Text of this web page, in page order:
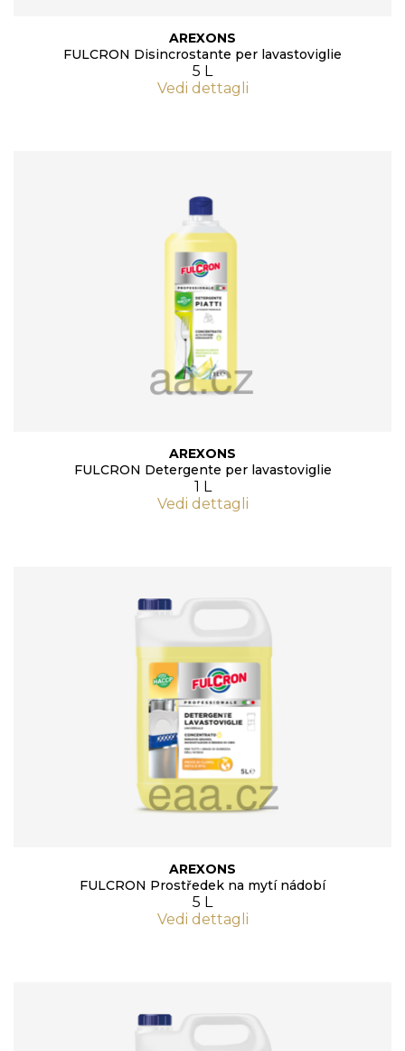
AREXONS
FULCRON Disincrostante per lavastoviglie
5 L
Vedi dettagli
AREXONS
FULCRON Detergente per lavastoviglie
1 L
Vedi dettagli
AREXONS
FULCRON Prostředek na mytí nádobí
5 L
Vedi dettagli